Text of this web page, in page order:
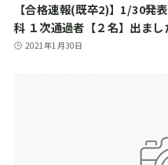
【合格速報(既卒2)】1/30発
科 １次通過者【２名】出まし
2021年1月30日